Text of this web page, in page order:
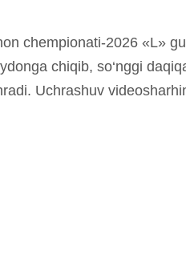
chempionati-2026 «L»
chiqib, so‘nggi
Uchrashuv